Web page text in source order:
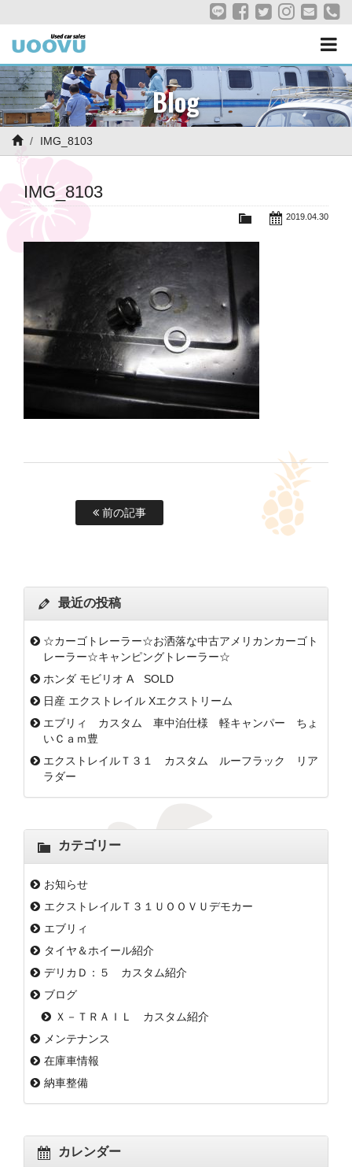
Blog
IMG_8103
IMG_8103
2019.04.30
前の記事
最近の投稿
☆カーゴトレーラー☆お洒落な中古アメリカンカーゴト
レーラー☆キャンピングトレーラー☆
ホンダ モビリオ A SOLD
日産 エクストレイル Xエクストリーム
エブリィ カスタム 車中泊仕様 軽キャンパー ちょ
いＣａｍ豊
エクストレイルＴ３１ カスタム ルーフラック リア
ラダー
カテゴリー
お知らせ
エクストレイルＴ３１ＵＯＯＶＵデモカー
エブリィ
タイヤ＆ホイール紹介
デリカＤ：５ カスタム紹介
ブログ
Ｘ－ＴＲＡＩＬ カスタム紹介
メンテナンス
在庫車情報
納車整備
カレンダー